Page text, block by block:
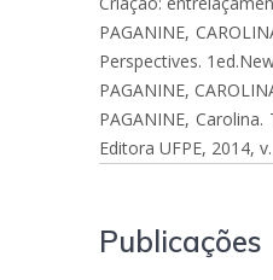
PAGANINE,
Perspectives.
PAGANINE,
PAGANINE,
Editora UFPE, 2014,
Publicações